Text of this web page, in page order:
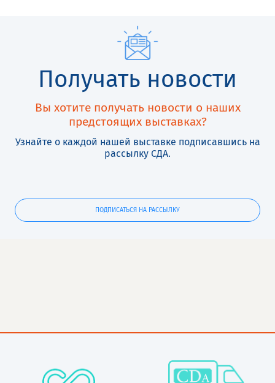
Получать новости
Вы хотите получать новости о наших
предстоящих выставках?
Узнайте о каждой нашей выставке подписавшись на
рассылку СДА.
ПОДПИСАТЬСЯ НА РАССЫЛКУ